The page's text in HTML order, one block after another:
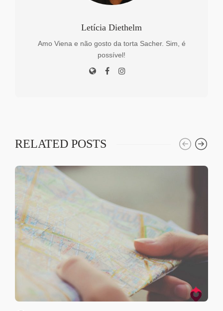
Letícia Diethelm
Amo Viena e não gosto da torta Sacher. Sim, é
possível!
RELATED POSTS